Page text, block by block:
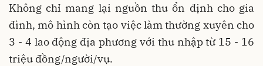
Không chỉ mang lại nguồn thu ổn định cho gia
đình, mô hình còn tạo việc làm thường xuyên cho
3 - 4 lao động địa phương với thu nhập từ 15 - 16
triệu đồng/người/vụ.